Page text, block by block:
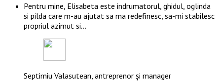
Pentru mine, Elisabeta este indrumatorul, ghidul, oglinda
si pilda care m-au ajutat sa ma redefinesc, sa-mi stabilesc
propriul azimut si…
Septimiu Valasutean, antreprenor și manager